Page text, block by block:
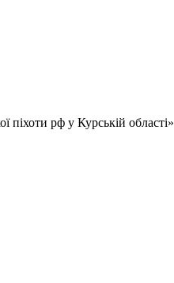
піхоти рф у Курській області»